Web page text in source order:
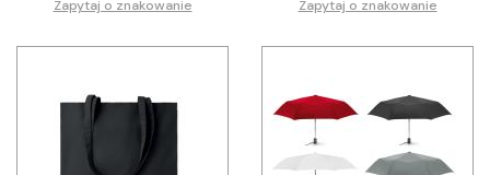
Zapytaj o znakowanie
Zapytaj o znakowanie